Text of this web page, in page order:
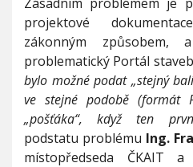
projektové
zákonným
problematický Portál
bylo možné podat „stejný
ve stejné podobě (formát
„pošťáka“, když ten
podstatu problému Ing.
místopředseda ČKAIT